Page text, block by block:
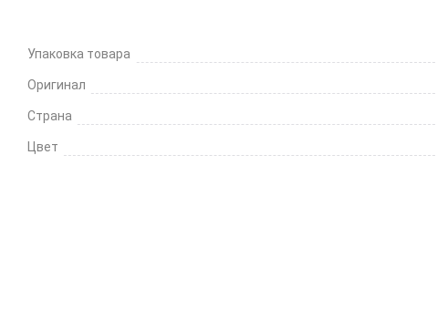
Упаковка товара
Оригинал
Страна
Цвет